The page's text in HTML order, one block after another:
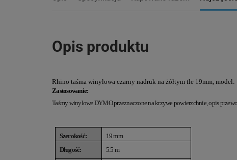
Opis produktu
Rhino taśma winylowa czarny nadruk na żółtym tle 19mm,
Zastosowanie:
Taśmy winylowe DYMO przeznaczone na krzywe powierzchnie, opis
Szerokość:
19 mm
Długość:
5.5 m